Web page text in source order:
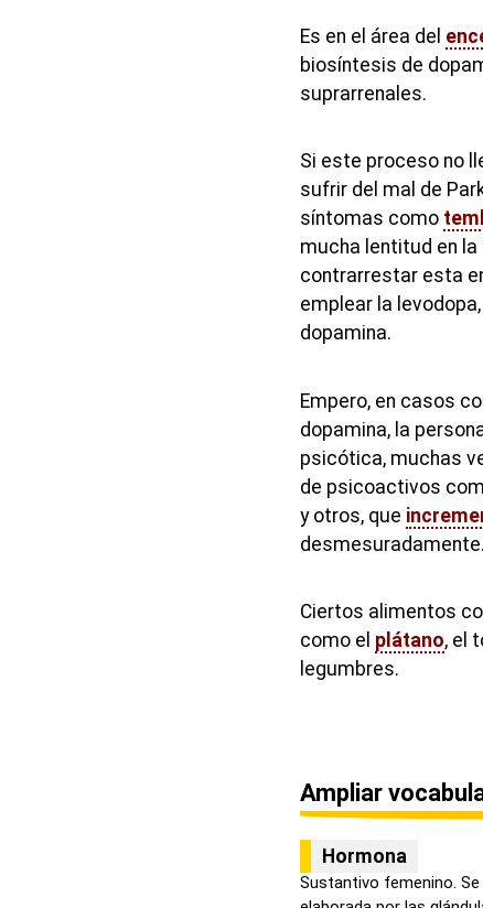
Es en el área del
biosíntesis de
suprarrenales.
Si este proceso no
sufrir del mal de
síntomas como
mucha lentitud en
contrarrestar esta
emplear la levodopa,
dopamina.
Empero, en casos
dopamina, la
psicótica, muchas
de psicoactivos
y otros, que
desmesuradamente.
Ciertos alimentos
como el plátano, el
legumbres.
Ampliar
Hormona
Sustantivo femenino.